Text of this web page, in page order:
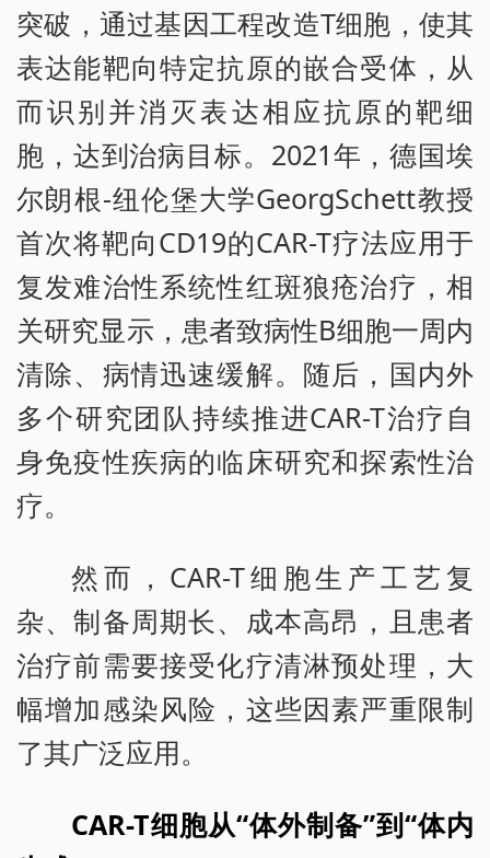
突破，通过基因工程改造T细胞，使其
表达能靶向特定抗原的嵌合受体，从
而识别并消灭表达相应抗原的靶细
胞，达到治病目标。2021年，德国埃
尔朗根-纽伦堡大学GeorgSchett教授
首次将靶向CD19的CAR-T疗法应用于
复发难治性系统性红斑狼疮治疗，相
关研究显示，患者致病性B细胞一周内
清除、病情迅速缓解。随后，国内外
多个研究团队持续推进CAR-T治疗自
身免疫性疾病的临床研究和探索性治
疗。
然而，CAR-T细胞生产工艺复
杂、制备周期长、成本高昂，且患者
治疗前需要接受化疗清淋预处理，大
幅增加感染风险，这些因素严重限制
了其广泛应用。
CAR-T细胞从“体外制备”到“体内